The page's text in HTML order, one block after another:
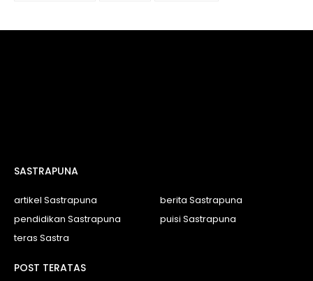
SASTRAPUNA
artikel Sastrapuna
berita Sastrapuna
pendidikan Sastrapuna
puisi Sastrapuna
teras Sastra
POST TERATAS